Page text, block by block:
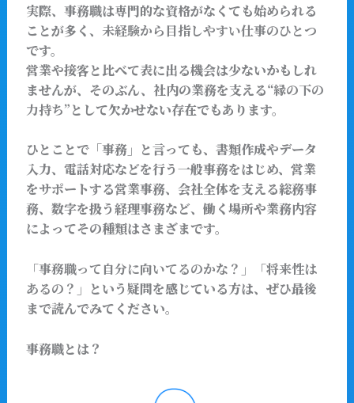
実際、事務職は専門的な資格がなくても始められる
ことが多く、 未経験から目指しやすい仕事のひとつ
です。
営業や接客と比べて表に出る機会は少ないかもしれ
ませんが、そのぶん、社内の業務を支える“縁の下の
力持ち”として欠かせない存在でもあります。
ひとことで「事務」と言っても、書類作成やデータ
入力、電話対応などを行う一般事務をはじめ、営業
をサポートする営業事務、会社全体を支える総務事
務、数字を扱う経理事務など、働く場所や業務内容
によってその種類はさまざまです。
「事務職って自分に向いてるのかな？」「将来性は
あるの？」 という疑問を感じている方は、ぜひ最後
まで読んでみてください。
事務職とは？